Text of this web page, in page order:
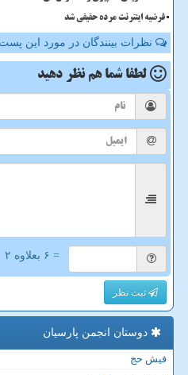
فرضیه اینترنت مرده حقیقی شد
نظرات بینندگان در مورد این پست
لطفا شما هم نظر دهید
= ۶ بعلاوه ۲
ثبت نظر
دوستان انجمن پارسیان
فیش حج